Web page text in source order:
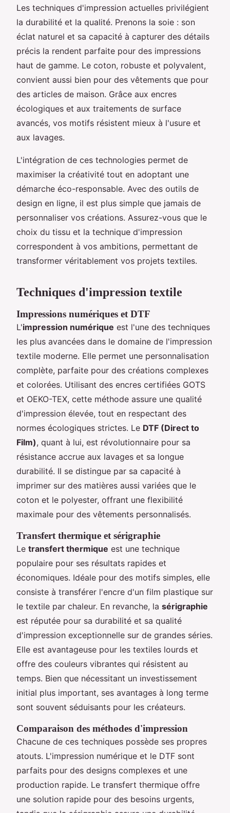
Les techniques d'impression actuelles privilégient
la durabilité et la qualité. Prenons la soie : son
éclat naturel et sa capacité à capturer des détails
précis la rendent parfaite pour des impressions
haut de gamme. Le coton, robuste et polyvalent,
convient aussi bien pour des vêtements que pour
des articles de maison. Grâce aux encres
écologiques et aux traitements de surface
avancés, vos motifs résistent mieux à l'usure et
aux lavages.
L'intégration de ces technologies permet de
maximiser la créativité tout en adoptant une
démarche éco-responsable. Avec des outils de
design en ligne, il est plus simple que jamais de
personnaliser vos créations. Assurez-vous que le
choix du tissu et la technique d'impression
correspondent à vos ambitions, permettant de
transformer véritablement vos projets textiles.
Techniques d'impression textile
Impressions numériques et DTF
L'impression numérique est l'une des techniques
les plus avancées dans le domaine de l'impression
textile moderne. Elle permet une personnalisation
complète, parfaite pour des créations complexes
et colorées. Utilisant des encres certifiées GOTS
et OEKO-TEX, cette méthode assure une qualité
d'impression élevée, tout en respectant des
normes écologiques strictes. Le DTF (Direct to
Film), quant à lui, est révolutionnaire pour sa
résistance accrue aux lavages et sa longue
durabilité. Il se distingue par sa capacité à
imprimer sur des matières aussi variées que le
coton et le polyester, offrant une flexibilité
maximale pour des vêtements personnalisés.
Transfert thermique et sérigraphie
Le transfert thermique est une technique
populaire pour ses résultats rapides et
économiques. Idéale pour des motifs simples, elle
consiste à transférer l'encre d'un film plastique sur
le textile par chaleur. En revanche, la sérigraphie
est réputée pour sa durabilité et sa qualité
d'impression exceptionnelle sur de grandes séries.
Elle est avantageuse pour les textiles lourds et
offre des couleurs vibrantes qui résistent au
temps. Bien que nécessitant un investissement
initial plus important, ses avantages à long terme
sont souvent séduisants pour les créateurs.
Comparaison des méthodes d'impression
Chacune de ces techniques possède ses propres
atouts. L'impression numérique et le DTF sont
parfaits pour des designs complexes et une
production rapide. Le transfert thermique offre
une solution rapide pour des besoins urgents,